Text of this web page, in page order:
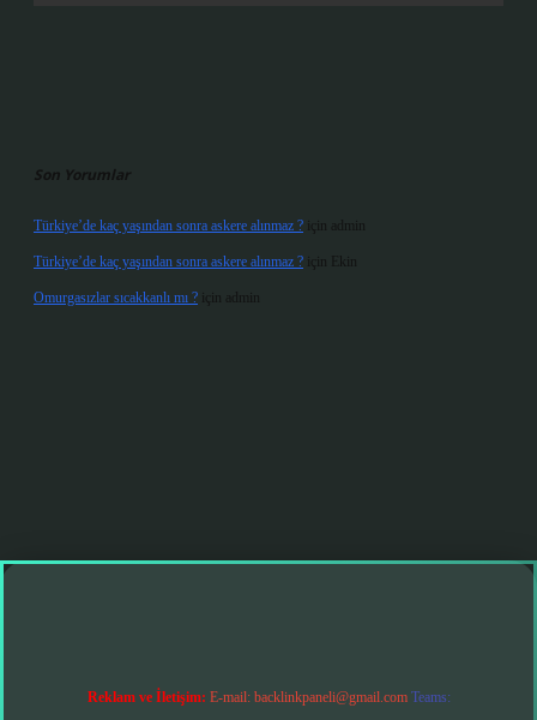
Son Yorumlar
Türkiye’de kaç yaşından sonra askere alınmaz ? için admin
Türkiye’de kaç yaşından sonra askere alınmaz ? için Ekin
Omurgasızlar sıcakkanlı mı ? için admin
giriş
Reklam ve İletişim: E-mail: backlinkpaneli@gmail.com Teams: